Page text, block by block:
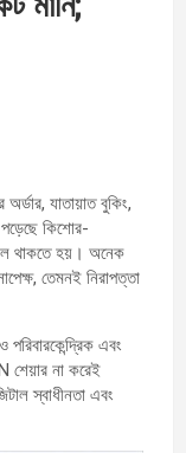
যাতায়াত বুকিং,
পড়েছে কিশোর-
থাকতে হয়। অনেক
তেমনই নিরাপত্তা
এবং
শেয়ার না করেই
স্বাধীনতা এবং